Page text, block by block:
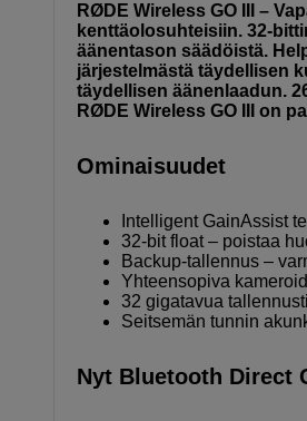
RØDE Wireless GO III –
kenttäolosuhteisiin. 32-
äänentason säädöistä.
järjestelmästä täydellisen
täydellisen äänenlaadun.
RØDE Wireless GO III on
Ominaisuudet
Intelligent GainAssist
32-bit float – poistaa
Backup-tallennus –
Yhteensopiva
32 gigatavua
Seitsemän tunnin
Nyt Bluetooth Direct